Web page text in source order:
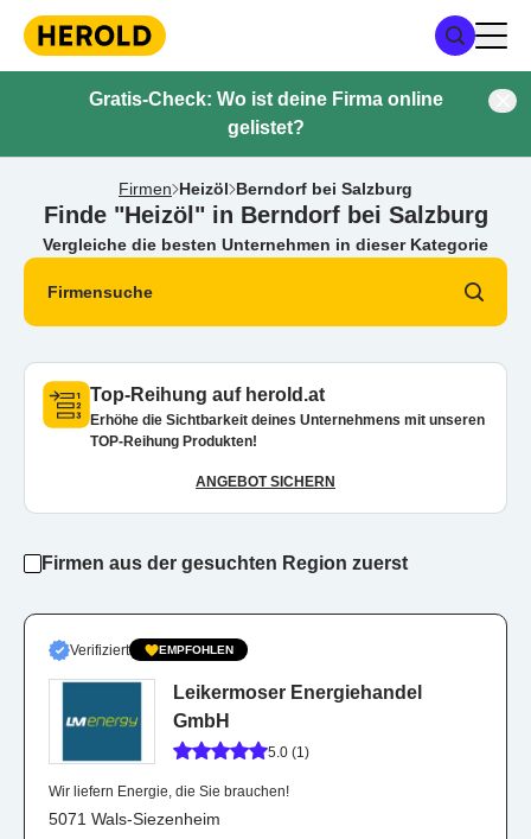
Gratis-Check: Wo ist deine Firma online
gelistet?
Firmen Heizöl Berndorf bei Salzburg
Finde "Heizöl" in Berndorf bei Salzburg
Vergleiche die besten Unternehmen in dieser Kategorie
Firmensuche
Top-Reihung auf herold.at
Erhöhe die Sichtbarkeit deines Unternehmens mit unseren
TOP-Reihung Produkten!
ANGEBOT SICHERN
Firmen aus der gesuchten Region zuerst
Verifiziert EMPFOHLEN
Leikermoser Energiehandel
GmbH
5.0 (1)
Wir liefern Energie, die Sie brauchen!
5071 Wals-Siezenheim